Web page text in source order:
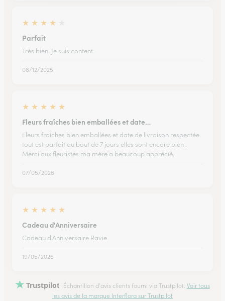
★ ★ ★ ★
Parfait
Très bien. Je suis content
08/12/2025
★ ★ ★ ★ ★
Fleurs fraîches bien emballées et date…
Fleurs fraîches bien emballées et date de livraison respectée
tout est parfait au bout de 7 jours elles sont encore bien .
Merci aux fleuristes ma mère a beaucoup apprécié.
07/05/2026
★ ★ ★ ★ ★
Cadeau d'Anniversaire
Cadeau d'Anniversaire Ravie
19/05/2026
Trustpilot Échantillon d'avis clients fourni via Trustpilot. Voir tous
les avis de la marque Interflora sur Trustpilot